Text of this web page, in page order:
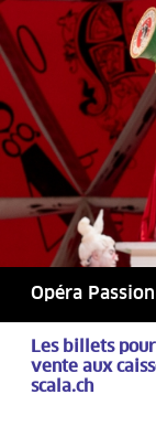
Opéra
Les billets
vente aux
scala.ch